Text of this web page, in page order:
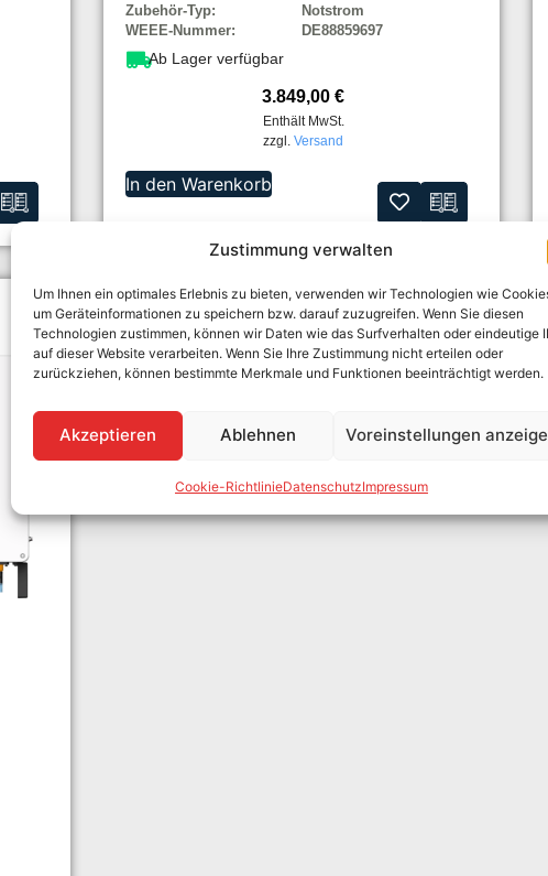
Zustimmung verwalten
Um Ihnen ein optimales Erlebnis zu bieten, verwenden wir Technologien wie
um Geräteinformationen zu speichern bzw. darauf zuzugreifen. Wenn Sie diesen
Technologien zustimmen, können wir Daten wie das Surfverhalten oder eindeutige
auf dieser Website verarbeiten. Wenn Sie Ihre Zustimmung nicht erteilen oder
zurückziehen, können bestimmte Merkmale und Funktionen beeinträchtigt werden.
Akzeptieren Ablehnen Voreinstellungen
Cookie-RichtlinieDatenschutzImpressum
Zubehör-Typ:
Notstrom
WEEE-Nummer:
DE88859697
Ab Lager verfügbar
3.849,00 €
Enthält MwSt.
zzgl. Versand
In den Warenkorb